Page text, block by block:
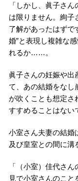
「しかし、眞子さ
は限りません。絢子
了解があったはずで
婚”と表現し複雑な
れるか……。
眞子さんの妊娠や出
て、あの結婚をなし
が吹くことも想定さ
すすめることはない
小室さん夫妻の結婚
及び皇室との間に溝
「（小室）佳代さ
見で小室さんのこ